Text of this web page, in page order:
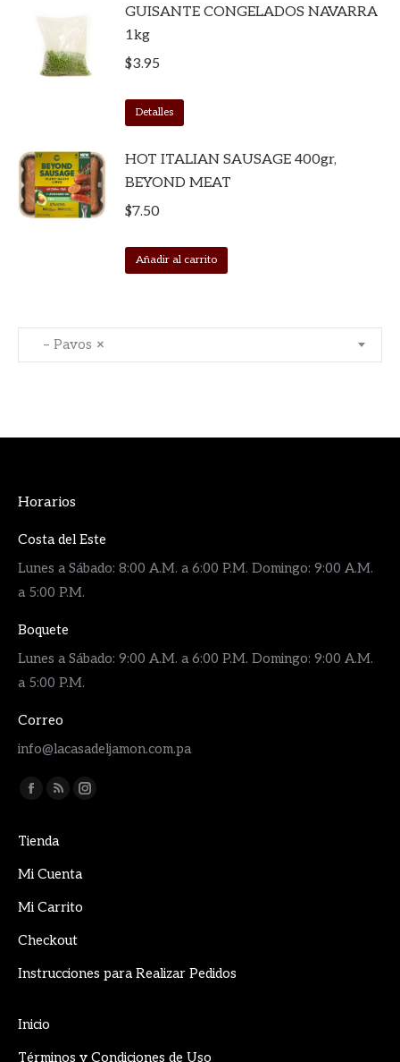
GUISANTE CONGELADOS NAVARRA
1kg
$3.95
Detalles
HOT ITALIAN SAUSAGE 400gr,
BEYOND MEAT
$7.50
Añadir al carrito
×
– Pavos
Horarios
Costa del Este
Lunes a Sábado: 8:00 A.M. a 6:00 P.M. Domingo: 9:00 A.M.
a 5:00 P.M.
Boquete
Lunes a Sábado: 9:00 A.M. a 6:00 P.M. Domingo: 9:00 A.M.
a 5:00 P.M.
Correo
info@lacasadeljamon.com.pa
Encuéntranos en:
Facebook
opens
in
window
Rss
opens
in
window
Instagram
Tienda
Mi Cuenta
Mi Carrito
Checkout
Instrucciones para Realizar Pedidos
Inicio
Términos y Condiciones de Uso